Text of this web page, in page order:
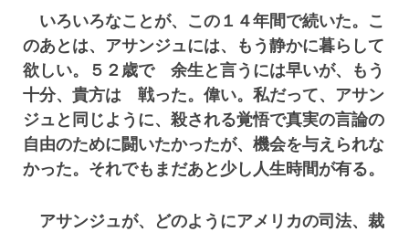
いろいろなことが、この１４年間で続いた。こ
のあとは、アサンジュには、もう静かに暮らして
欲しい。５２歳で 余生と言うには早いが、もう
十分、貴方は 戦った。偉い。私だって、アサン
ジュと同じように、殺される覚悟で真実の言論の
自由のために闘いたかったが、機会を与えられな
かった。それでもまだあと少し人生時間が有る。
アサンジュが、どのようにアメリカの司法、裁